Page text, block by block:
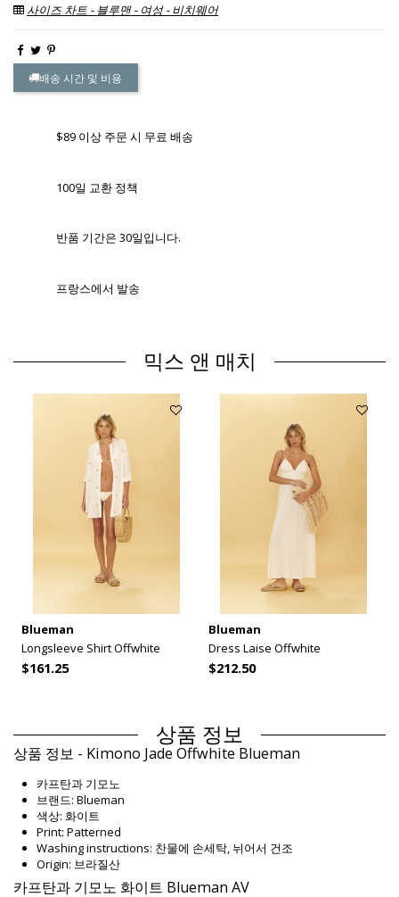
사이즈 차트 - 블루맨 - 여성 - 비치웨어
배송 시간 및 비용
$89 이상 주문 시 무료 배송
100일 교환 정책
반품 기간은 30일입니다.
프랑스에서 발송
믹스 앤 매치
Blueman
Longsleeve Shirt Offwhite
$161.25
Blueman
Dress Laise Offwhite
$212.50
상품 정보
상품 정보 - Kimono Jade Offwhite Blueman
카프탄과 기모노
브랜드: Blueman
색상: 화이트
Print: Patterned
Washing instructions: 찬물에 손세탁, 뉘어서 건조
Origin: 브라질산
카프탄과 기모노 화이트 Blueman AV